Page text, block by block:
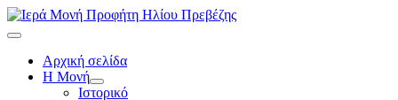
Αρχική σελίδα
Η Μονή
Ιστορικό